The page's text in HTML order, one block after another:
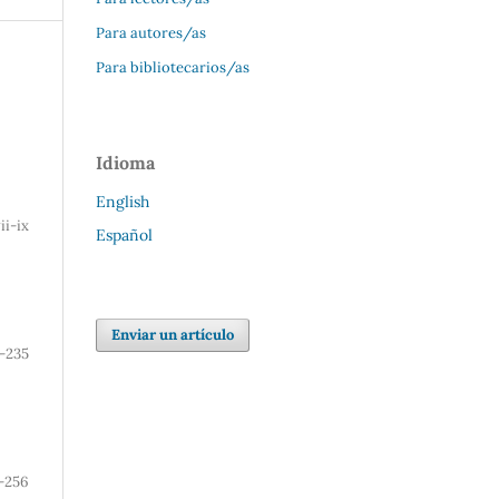
ix
235
Para autores/as
Para bibliotecarios/as
Idioma
English
Español
Enviar un artículo